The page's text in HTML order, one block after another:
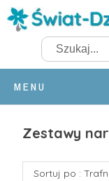
MENU
Zestawy
Sortuj po :